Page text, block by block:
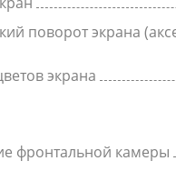
поворот экрана
экрана
фронтальной камеры